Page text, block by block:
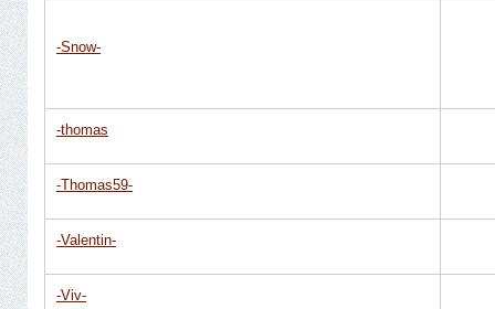
-Snow-
-thomas
-Thomas59-
-Valentin-
-Viv-